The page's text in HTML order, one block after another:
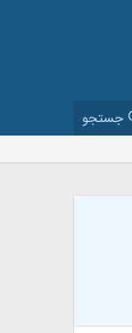
جستجو